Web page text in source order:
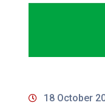
18 October